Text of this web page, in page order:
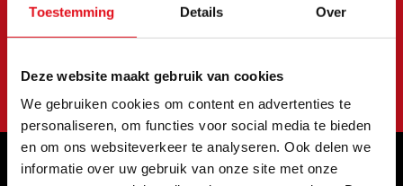
Toestemming Details Over
Deze website maakt gebruik van cookies
We gebruiken cookies om content en advertenties te
personaliseren, om functies voor social media te bieden
en om ons websiteverkeer te analyseren. Ook delen we
informatie over uw gebruik van onze site met onze
Blijf op de hoogte van onze laatste acties en